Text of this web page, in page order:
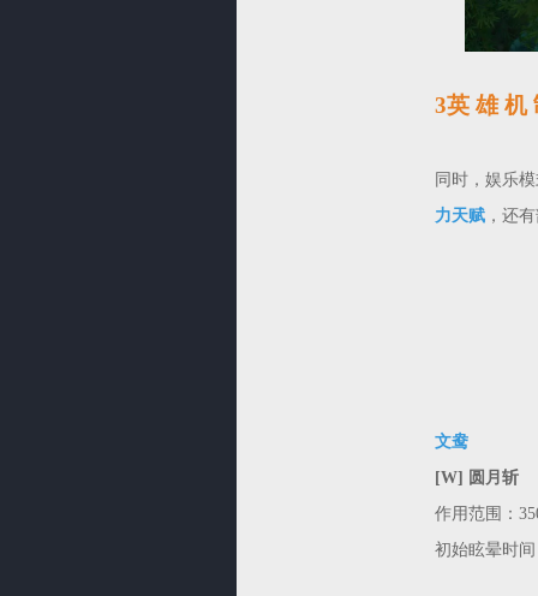
3英 雄 机
同时，娱乐
力天赋 ，还
文鸯
[W] 圆月斩
作用范围：
初始眩晕时